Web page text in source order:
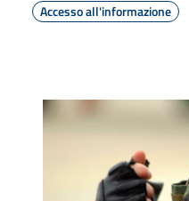
Accesso all'informazione